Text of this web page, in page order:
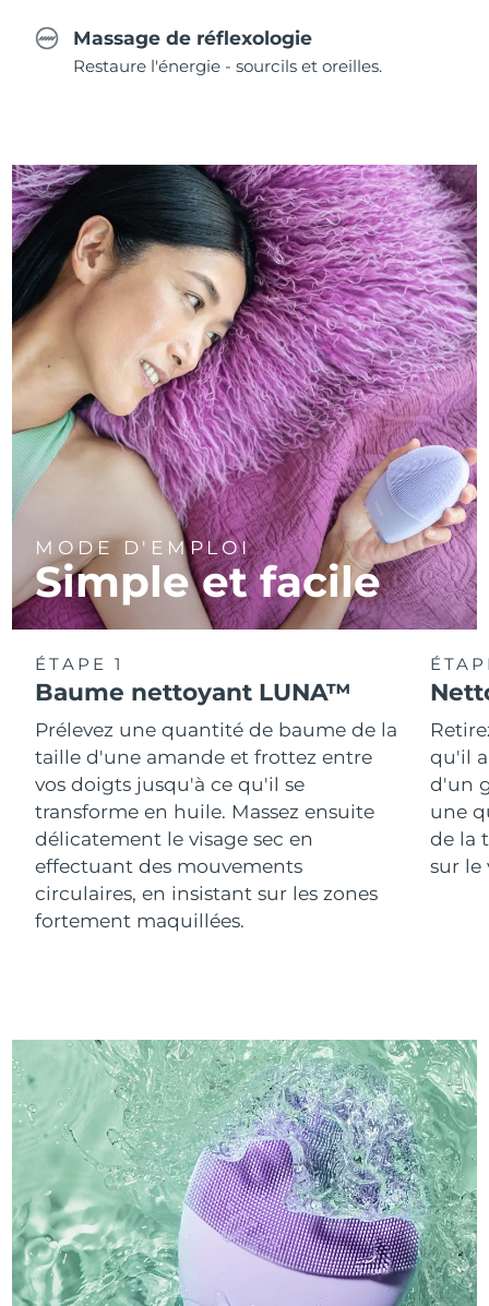
Massage de réflexologie
Restaure l'énergie - sourcils et oreilles.
MODE D'EMPLOI
Simple et facile
ÉTAPE 1
Baume nettoyant LUNA™
Prélevez une quantité de baume de la
taille d'une amande et frottez entre
vos doigts jusqu'à ce qu'il se
transforme en huile. Massez ensuite
délicatement le visage sec en
effectuant des mouvements
circulaires, en insistant sur les zones
fortement maquillées.
qu'il
d'un
une
de la
sur le